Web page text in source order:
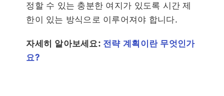
정할 수 있는 충분한 여지가 있도록 시간 제
한이 있는 방식으로 이루어져야 합니다.
자세히 알아보세요: 전략 계획이란 무엇인가
요?